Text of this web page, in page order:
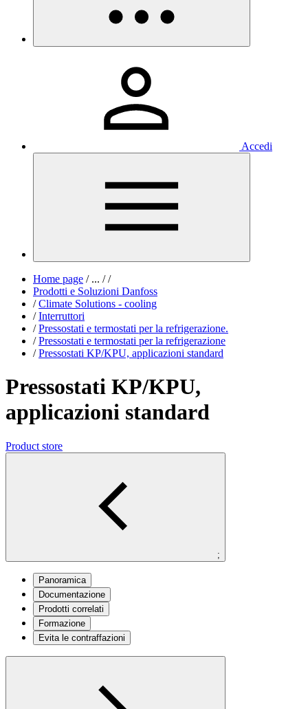
Accedi
Home page /... / /
Prodotti e Soluzioni Danfoss
/ Climate Solutions - cooling
/ Interruttori
/ Pressostati e termostati per la refrigerazione.
/ Pressostati e termostati per la refrigerazione
/ Pressostati KP/KPU, applicazioni standard
Pressostati KP/KPU,
applicazioni standard
Product store
;
Panoramica
Documentazione
Prodotti correlati
Formazione
Evita le contraffazioni